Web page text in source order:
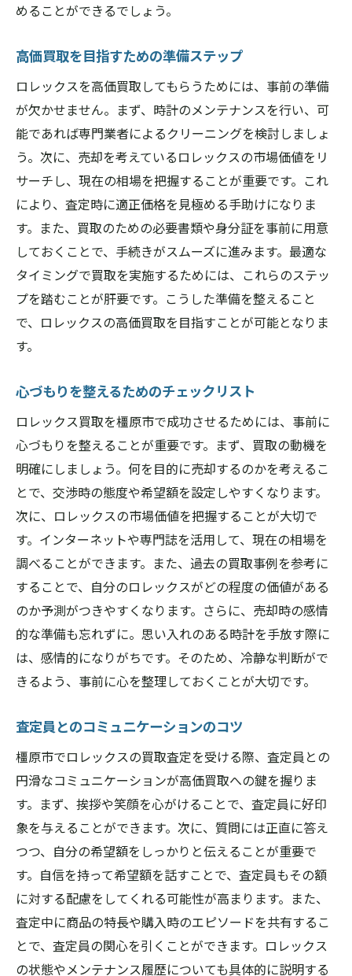
めることができるでしょう。
高価買取を目指すための準備ステップ
ロレックスを高価買取してもらうためには、事前の準備
が欠かせません。まず、時計のメンテナンスを行い、可
能であれば専門業者によるクリーニングを検討しましょ
う。次に、売却を考えているロレックスの市場価値をリ
サーチし、現在の相場を把握することが重要です。これ
により、査定時に適正価格を見極める手助けになりま
す。また、買取のための必要書類や身分証を事前に用意
しておくことで、手続きがスムーズに進みます。最適な
タイミングで買取を実施するためには、これらのステッ
プを踏むことが肝要です。こうした準備を整えること
で、ロレックスの高価買取を目指すことが可能となりま
す。
心づもりを整えるためのチェックリスト
ロレックス買取を橿原市で成功させるためには、事前に
心づもりを整えることが重要です。まず、買取の動機を
明確にしましょう。何を目的に売却するのかを考えるこ
とで、交渉時の態度や希望額を設定しやすくなります。
次に、ロレックスの市場価値を把握することが大切で
す。インターネットや専門誌を活用して、現在の相場を
調べることができます。また、過去の買取事例を参考に
することで、自分のロレックスがどの程度の価値がある
のか予測がつきやすくなります。さらに、売却時の感情
的な準備も忘れずに。思い入れのある時計を手放す際に
は、感情的になりがちです。そのため、冷静な判断がで
きるよう、事前に心を整理しておくことが大切です。
査定員とのコミュニケーションのコツ
橿原市でロレックスの買取査定を受ける際、査定員との
円滑なコミュニケーションが高価買取への鍵を握りま
す。まず、挨拶や笑顔を心がけることで、査定員に好印
象を与えることができます。次に、質問には正直に答え
つつ、自分の希望額をしっかりと伝えることが重要で
す。自信を持って希望額を話すことで、査定員もその額
に対する配慮をしてくれる可能性が高まります。また、
査定中に商品の特長や購入時のエピソードを共有するこ
とで、査定員の関心を引くことができます。ロレックス
の状態やメンテナンス履歴についても具体的に説明する